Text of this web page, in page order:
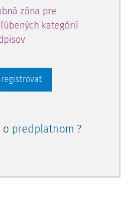
zóna pre
kategórií
o predplatnom ?